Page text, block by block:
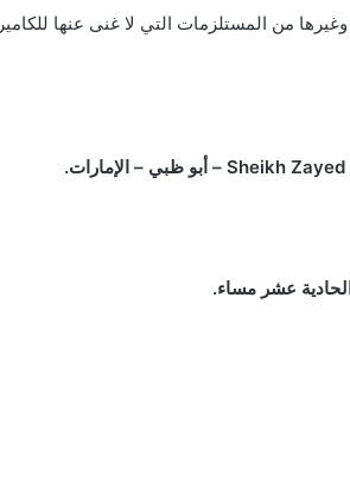
من المستلزمات التي لا غنى عنها
عشر مساء.